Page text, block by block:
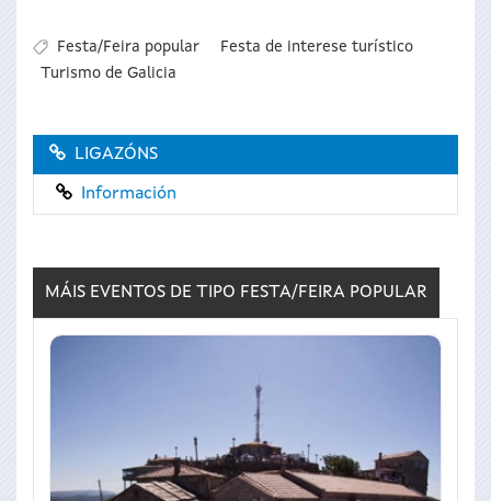
Festa/Feira popular
Festa de interese turístico
Turismo de Galicia
LIGAZÓNS
Información
MÁIS EVENTOS DE TIPO FESTA/FEIRA POPULAR